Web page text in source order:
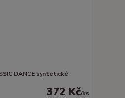
DANCE syntetické
372 Kč/ks